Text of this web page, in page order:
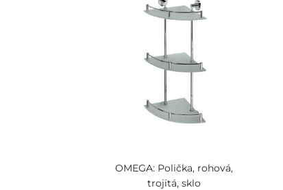
OMEGA: Polička, rohová,
trojitá, sklo